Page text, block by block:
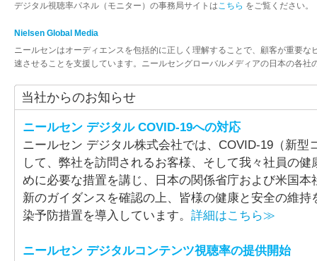
デジタル視聴率パネル（モニター）の事務局サイトはこちら をご覧ください。
Nielsen Global Media
ニールセンはオーディエンスを包括的に正しく理解することで、顧客が重要な
速させることを支援しています。ニールセングローバルメディアの日本の各社
当社からのお知らせ
ニールセン デジタル COVID-19への対応
ニールセン デジタル株式会社では、COVID-19（新型
して、弊社を訪問されるお客様、そして我々社員の健
めに必要な措置を講じ、日本の関係省庁および米国本
新のガイダンスを確認の上、皆様の健康と安全の維持
染予防措置を導入しています。 詳細はこちら≫
ニールセン デジタルコンテンツ視聴率の提供開始